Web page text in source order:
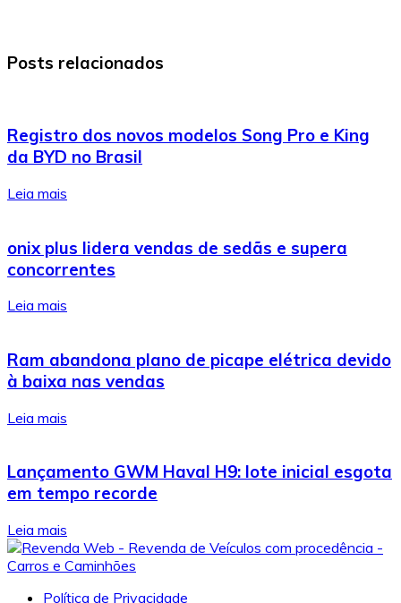
Posts relacionados
Registro dos novos modelos Song Pro e King
da BYD no Brasil
Leia mais
onix plus lidera vendas de sedãs e supera
concorrentes
Leia mais
Ram abandona plano de picape elétrica devido
à baixa nas vendas
Leia mais
Lançamento GWM Haval H9: lote inicial esgota
em tempo recorde
Leia mais
Política de Privacidade